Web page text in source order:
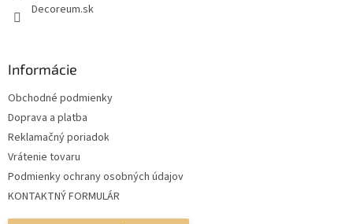
Decoreum.sk
Informácie
Obchodné podmienky
Doprava a platba
Reklamačný poriadok
Vrátenie tovaru
Podmienky ochrany osobných údajov
KONTAKTNÝ FORMULÁR